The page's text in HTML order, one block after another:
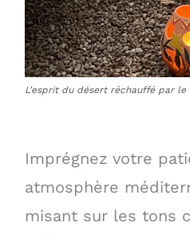
L’esprit du désert réchauffé par
Imprégnez votre
atmosphère
misant sur les tons